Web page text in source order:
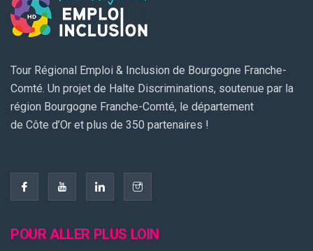
Tour Régional Emploi & Inclusion de Bourgogne Franche-
Comté. Un projet de Halte Discriminations, soutenue par la
région Bourgogne Franche-Comté, le département
de Côte d’Or et plus de 350 partenaires !
POUR ALLER PLUS LOIN